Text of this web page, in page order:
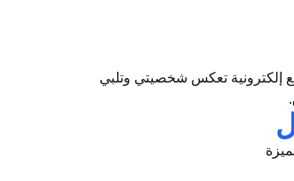
إلكترونية تعكس شخصيتي وتلبي